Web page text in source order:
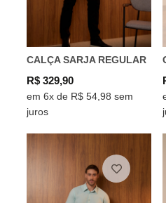
CALÇA SARJA REGULAR
R$ 329,90
em 6x de R$ 54,98 sem
juros